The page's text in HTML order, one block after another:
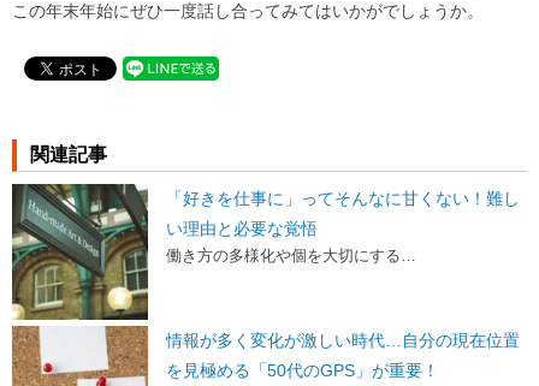
この年末年始にぜひ一度話し合ってみてはいかがでしょうか。
関連記事
「好きを仕事に」ってそんなに甘くない！難し
い理由と必要な覚悟
働き方の多様化や個を大切にする…
情報が多く変化が激しい時代…自分の現在位置
を見極める「50代のGPS」が重要！